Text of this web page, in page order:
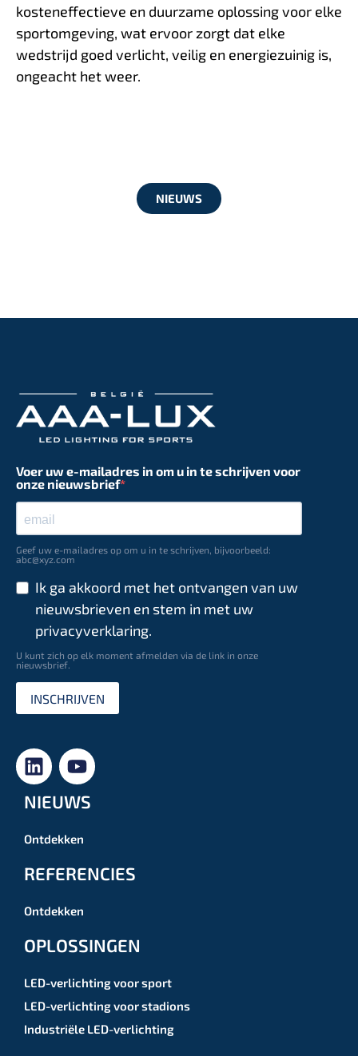
kosteneffectieve en duurzame oplossing voor elke
sportomgeving, wat ervoor zorgt dat elke
wedstrijd goed verlicht, veilig en energiezuinig is,
ongeacht het weer.
NIEUWS
Voer uw e-mailadres in om u in te schrijven voor
onze nieuwsbrief
Geef uw e-mailadres op om u in te schrijven, bijvoorbeeld:
abc@xyz.com
Ik ga akkoord met het ontvangen van uw
nieuwsbrieven en stem in met uw
privacyverklaring.
U kunt zich op elk moment afmelden via de link in onze
nieuwsbrief.
INSCHRIJVEN
NIEUWS
Ontdekken
REFERENCIES
Ontdekken
OPLOSSINGEN
LED-verlichting voor sport
LED-verlichting voor stadions
Industriële LED-verlichting